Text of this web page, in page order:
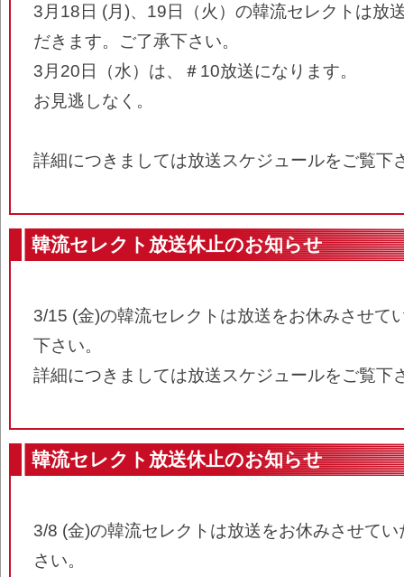
3月18日 (月)、19日（火）の韓流セレクトは放
だきます。ご了承下さい。
3月20日（水）は、＃10放送になります。
お見逃しなく。
詳細につきましては放送スケジュールをご覧下
韓流セレクト放送休止のお知らせ
3/15 (金)の韓流セレクトは放送をお休みさせて
下さい。
詳細につきましては放送スケジュールをご覧下
韓流セレクト放送休止のお知らせ
3/8 (金)の韓流セレクトは放送をお休みさせて
さい。